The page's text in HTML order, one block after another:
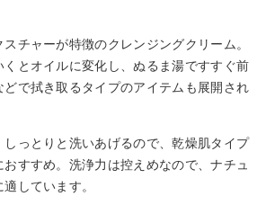
チャーが特徴のクレンジングクリーム。
くとオイルに変化し、ぬるま湯ですすぐ前
で拭き取るタイプのアイテムも展開され
しっとりと洗いあげるので、乾燥肌タイプ
すすめ。洗浄力は控えめなので、ナチュ
しています。